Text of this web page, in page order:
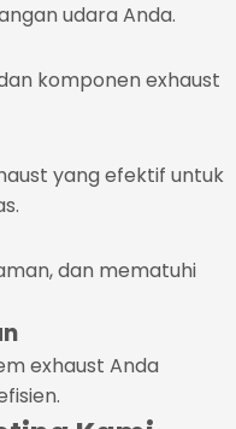
udara Anda.
komponen exhaust
yang efektif untuk
dan mematuhi
exhaust Anda